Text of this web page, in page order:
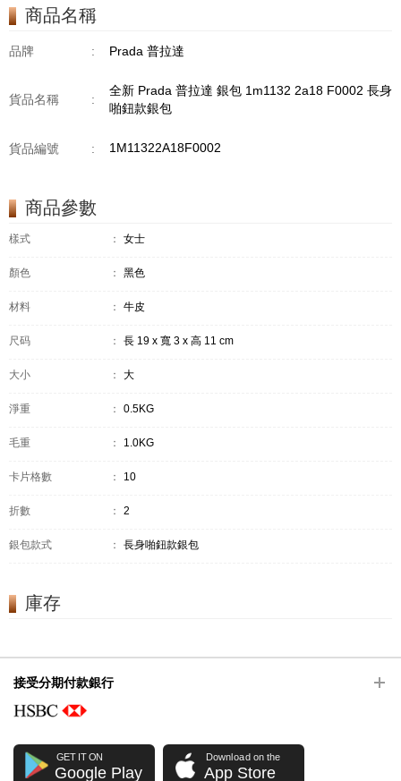
商品名稱
品牌 : Prada 普拉達
貨品名稱 :
全新 Prada 普拉達 銀包 1m1132 2a18 F0002 長身
啪鈕款銀包
貨品編號 : 1M11322A18F0002
商品參數
樣式 ： 女士
顏色 ： 黑色
材料 ： 牛皮
尺码 ： 長 19 x 寬 3 x 高 11 cm
大小 ： 大
淨重 ： 0.5KG
毛重 ： 1.0KG
卡片格數 ： 10
折數 ： 2
銀包款式 ： 長身啪鈕款銀包
庫存
接受分期付款銀行
GET IT ON
Google Play
Download on the
App Store